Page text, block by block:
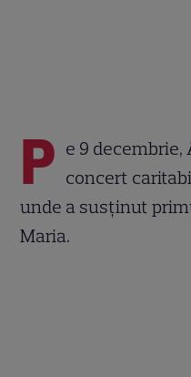
P e 9
concert
unde a susținut
Maria.